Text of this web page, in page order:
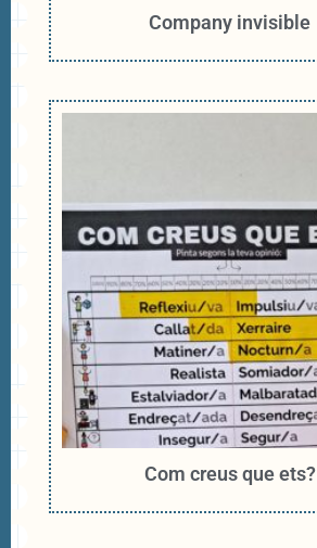
Company invisible
Com creus que ets?